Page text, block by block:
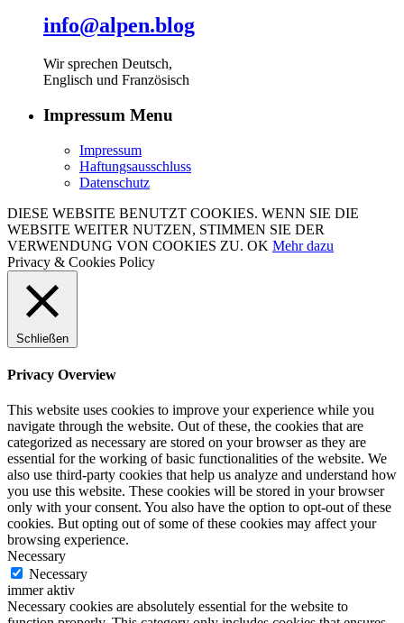
info@alpen.blog
Wir sprechen Deutsch,
Englisch und Französisch
Impressum Menu
Impressum
Haftungsausschluss
Datenschutz
DIESE WEBSITE BENUTZT COOKIES. WENN SIE DIE
WEBSITE WEITER NUTZEN, STIMMEN SIE DER
VERWENDUNG VON COOKIES ZU. OK Mehr dazu
Privacy & Cookies Policy
Schließen
Privacy Overview
This website uses cookies to improve your experience while you
navigate through the website. Out of these, the cookies that are
categorized as necessary are stored on your browser as they are
essential for the working of basic functionalities of the website. We
also use third-party cookies that help us analyze and understand how
you use this website. These cookies will be stored in your browser
only with your consent. You also have the option to opt-out of these
cookies. But opting out of some of these cookies may affect your
browsing experience.
Necessary
Necessary
immer aktiv
Necessary cookies are absolutely essential for the website to